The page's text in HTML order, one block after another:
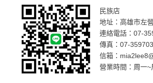
民族店
地址： 高雄市左
連絡電話： 07-
傳真：07-
信箱：
營業時間：周一